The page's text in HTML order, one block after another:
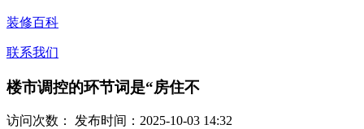
装修百科
联系我们
楼市调控的环节词是“房住不
访问次数： 发布时间：2025-10-03 14:32